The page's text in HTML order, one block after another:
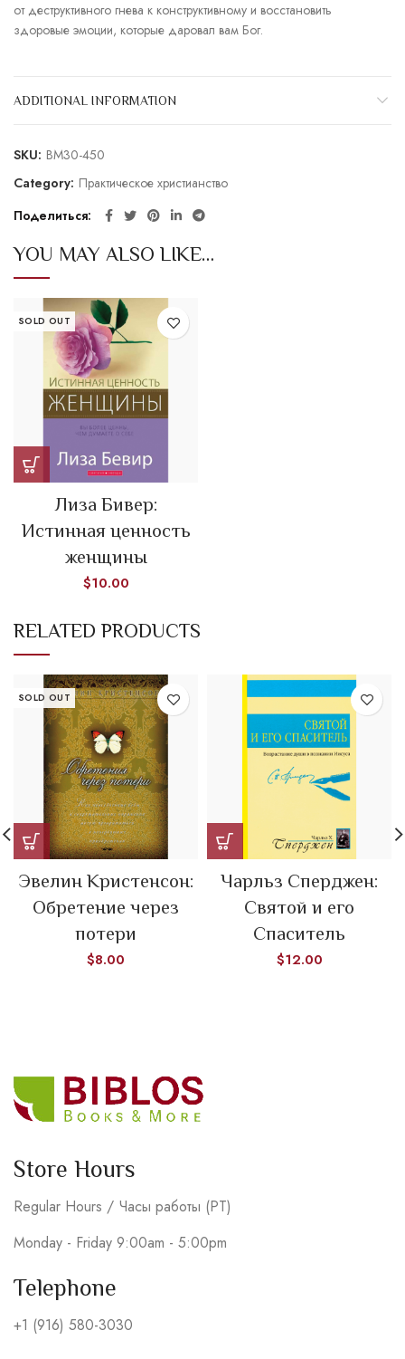
от деструктивного гнева к конструктивному и восстановить
здоровые эмоции, которые даровал вам Бог.
ADDITIONAL INFORMATION
SKU: BM30-450
Category: Практическое христианство
Поделиться
YOU MAY ALSO LIKE…
SOLD OUT
Лиза Бивер:
Истинная ценность
женщины
$10.00
RELATED PRODUCTS
SOLD OUT
Эвелин Кристенсон:
Обретение через
потери
$8.00
Чарльз Сперджен:
Святой и его
Спаситель
$12.00
Store Hours
Regular Hours / Часы работы (PT)
Monday - Friday 9:00am - 5:00pm
Telephone
+1 (916) 580-3030